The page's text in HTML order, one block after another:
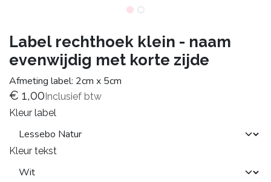
Label rechthoek klein - naam
evenwijdig met korte zijde
Afmeting label: 2cm x 5cm
€ 1,00Inclusief btw
Kleur label
Kleur tekst